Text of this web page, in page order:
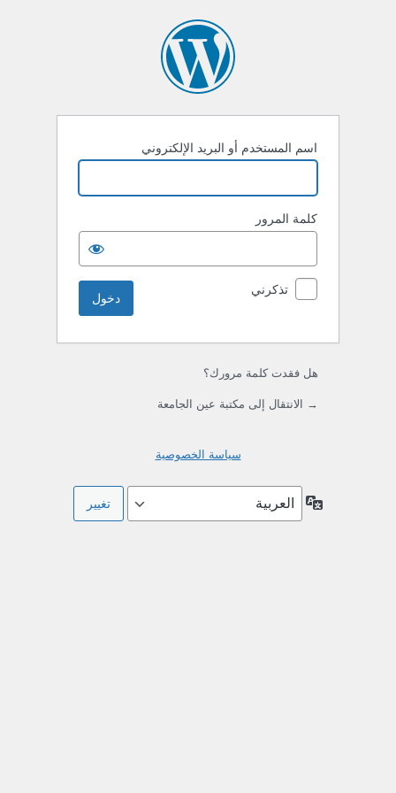
اسم المستخدم أو البريد الإلكتروني
كلمة المرور
تذكرني
هل فقدت كلمة مرورك؟
→ الانتقال إلى مكتبة عين الجامعة
سياسة الخصوصية
اللغة